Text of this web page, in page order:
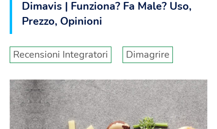
Dimavis | Funziona? Fa Male? Uso,
Prezzo, Opinioni
Recensioni Integratori Dimagrire